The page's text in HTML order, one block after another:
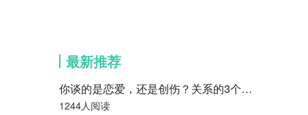
最新推荐
你谈的是恋爱，还是创伤？关系的3个层次，很多人都停留在第一层
1244人阅读